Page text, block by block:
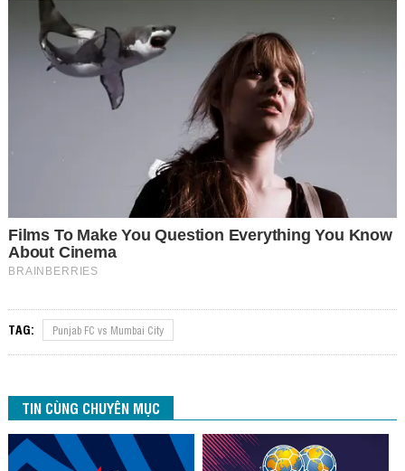
TAG: Punjab FC vs Mumbai City
TIN CÙNG CHUYÊN MỤC